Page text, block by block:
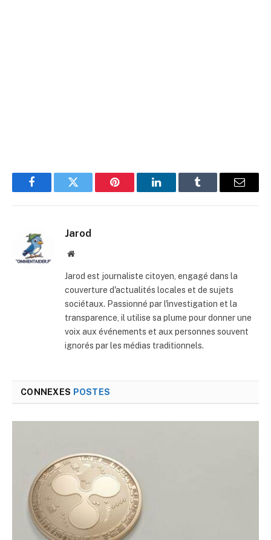
FacebookTwitter Pinterest LinkedInTumblr
E-
Jarod
Site
Jarod est journaliste citoyen, engagé dans la
couverture d'actualités locales et de sujets
sociétaux. Passionné par l'investigation et la
transparence, il utilise sa plume pour donner une
voix aux événements et aux personnes souvent
ignorés par les médias traditionnels.
CONNEXES POSTES